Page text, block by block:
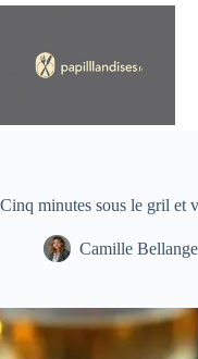
Passer
Cinq minutes sous le gril et
Camille